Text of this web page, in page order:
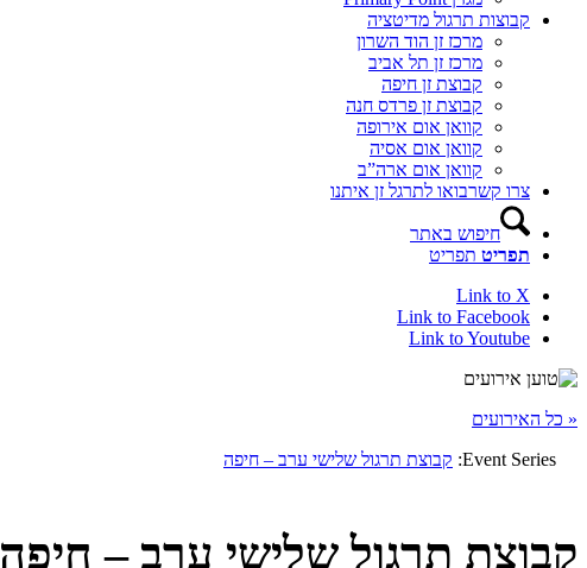
קבוצות תרגול מדיטציה
מרכז זן הוד השרון
מרכז זן תל אביב
קבוצת זן חיפה
קבוצת זן פרדס חנה
קוואן אום אירופה
קוואן אום אסיה
קוואן אום ארה”ב
צרו קשרבואו לתרגל זן איתנו
חיפוש באתר
תפריט תפריט
Link to X
Link to Facebook
Link to Youtube
« כל האירועים
Event Series: קבוצת תרגול שלישי ערב – חיפה
קבוצת תרגול שלישי ערב – חיפה